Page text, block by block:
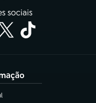
sociais
aba)